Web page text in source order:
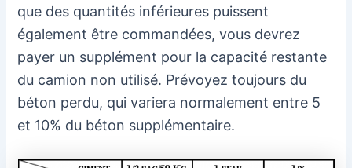
que des quantités inférieures puissent
également être commandées, vous devrez
payer un supplément pour la capacité restante
du camion non utilisé. Prévoyez toujours du
béton perdu, qui variera normalement entre 5
et 10% du béton supplémentaire.